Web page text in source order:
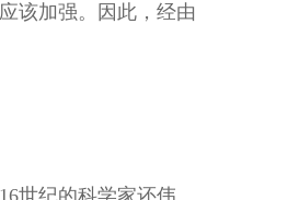
该加强。因此，经由
世纪的科学家还伟